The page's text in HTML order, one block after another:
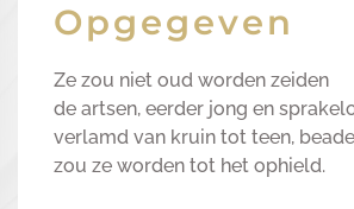
Opgegeven
Ze zou niet oud worden zeiden
de artsen, eerder jong en
verlamd van kruin tot teen,
zou ze worden tot het ophield.